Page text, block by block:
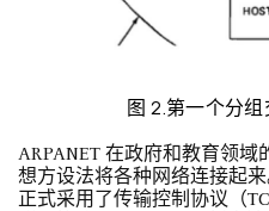
图 2.第一个分
ARPANET 在政府和教育领域
想方设法将各种网络连接起来
正式采用了传输控制协议（